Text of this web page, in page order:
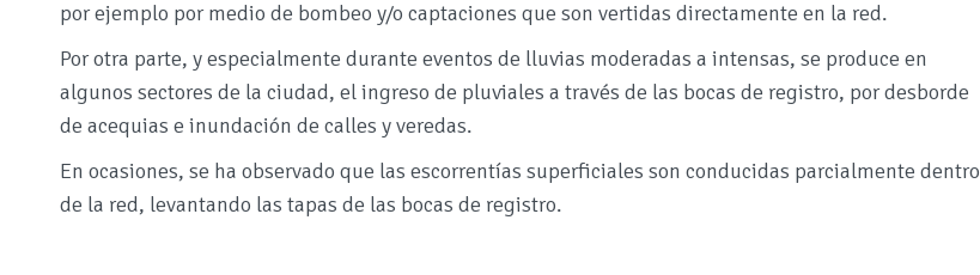
por ejemplo por medio de bombeo y/o captaciones que son vertidas directamente en la red.
Por otra parte, y especialmente durante eventos de lluvias moderadas a intensas, se produce en
algunos sectores de la ciudad, el ingreso de pluviales a través de las bocas de registro, por desborde
de acequias e inundación de calles y veredas.
En ocasiones, se ha observado que las escorrentías superficiales son conducidas parcialmente dentro
de la red, levantando las tapas de las bocas de registro.